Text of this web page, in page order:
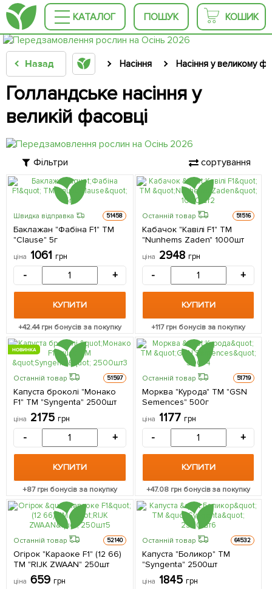
КАТАЛОГ ПОШУК КОШИК
Назад Насіння Насіння у великому
Голландське насіння у
великій фасовці
Фільтри сортування
Швидка відправка 51458
Баклажан "Фабіна F1" ТМ
"Clause" 5г
ціна 1061 грн
- +
КУПИТИ
+42.44грн бонусів за покупку
Останній товар 51516
Кабачок "Кавілі F1" ТМ
"Nunhems Zaden" 1000шт
ціна 2948 грн
- +
КУПИТИ
+117грн бонусів за покупку
НОВИНКА
Останній товар 51597
Капуста броколі "Монако
F1" ТМ "Syngenta" 2500шт
ціна 2175 грн
- +
КУПИТИ
+87грн бонусів за покупку
Останній товар 51719
Морква "Курода" ТМ "GSN
Semences" 500г
ціна 1177 грн
- +
КУПИТИ
+47.08грн бонусів за покупку
Останній товар 52140
Огірок "Караоке F1" (12 66)
ТМ "RIJK ZWAAN" 250шт
ціна 659 грн
Останній товар 64532
Капуста "Боликор" ТМ
"Syngenta" 2500шт
ціна 1845 грн